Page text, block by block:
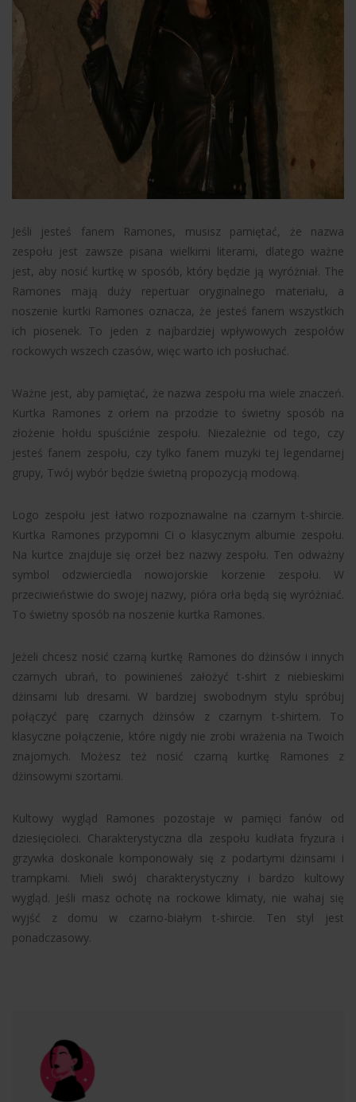
Jeśli jesteś fanem Ramones, musisz pamiętać, że nazwa
zespołu jest zawsze pisana wielkimi literami, dlatego ważne
jest, aby nosić kurtkę w sposób, który będzie ją wyróżniał. The
Ramones mają duży repertuar oryginalnego materiału, a
noszenie kurtki Ramones oznacza, że jesteś fanem wszystkich
ich piosenek. To jeden z najbardziej wpływowych zespołów
rockowych wszech czasów, więc warto ich posłuchać.
Ważne jest, aby pamiętać, że nazwa zespołu ma wiele znaczeń.
Kurtka Ramones z orłem na przodzie to świetny sposób na
złożenie hołdu spuściźnie zespołu. Niezależnie od tego, czy
jesteś fanem zespołu, czy tylko fanem muzyki tej legendarnej
grupy, Twój wybór będzie świetną propozycją modową.
Logo zespołu jest łatwo rozpoznawalne na czarnym t-shircie.
Kurtka Ramones przypomni Ci o klasycznym albumie zespołu.
Na kurtce znajduje się orzeł bez nazwy zespołu. Ten odważny
symbol odzwierciedla nowojorskie korzenie zespołu. W
przeciwieństwie do swojej nazwy, pióra orła będą się wyróżniać.
To świetny sposób na noszenie kurtka Ramones.
Jeżeli chcesz nosić czarną kurtkę Ramones do dżinsów i innych
czarnych ubrań, to powinieneś założyć t-shirt z niebieskimi
dżinsami lub dresami. W bardziej swobodnym stylu spróbuj
połączyć parę czarnych dżinsów z czarnym t-shirtem. To
klasyczne połączenie, które nigdy nie zrobi wrażenia na Twoich
znajomych. Możesz też nosić czarną kurtkę Ramones z
dżinsowymi szortami.
Kultowy wygląd Ramones pozostaje w pamięci fanów od
dziesięcioleci. Charakterystyczna dla zespołu kudłata fryzura i
grzywka doskonale komponowały się z podartymi dżinsami i
trampkami. Mieli swój charakterystyczny i bardzo kultowy
wygląd. Jeśli masz ochotę na rockowe klimaty, nie wahaj się
wyjść z domu w czarno-białym t-shircie. Ten styl jest
ponadczasowy.